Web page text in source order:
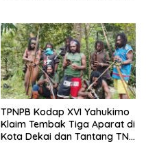
TPNPB Kodap XVI Yahukimo
Klaim Tembak Tiga Aparat di
Kota Dekai dan Tantang TNI-